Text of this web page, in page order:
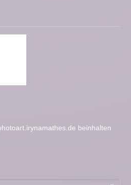
beinhalten